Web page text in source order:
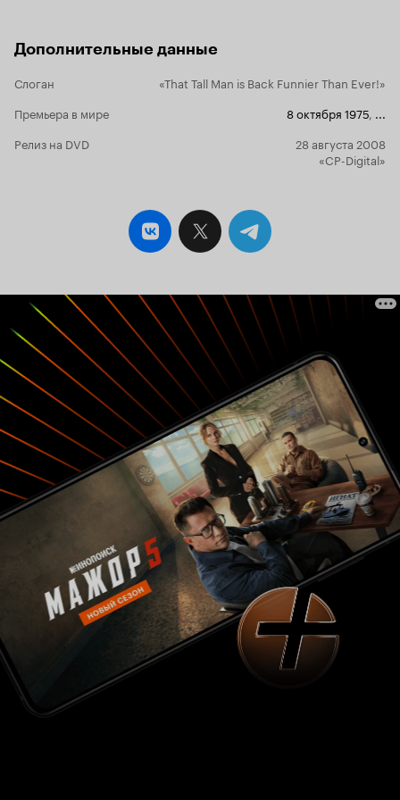
комичного преследователя и его подруги…
подругой Джейн пройдут уйму
комических ситуаций, прежде чем выйдут
Великолепнейшая комедия «Не упускай из
целый набор трюков, гэгов, невероятных
каскадов и просто уморительных ситуаций.
Режиссёр, «ворвавшийся» некогда в «весёлый
кинематографа» великими комиками Чарли
Чаплином, Гарольдом Ллойдом, Бакстером
Китоном и Максом Линдером. Герои «Не
упускай из виду», как, впрочем, и другие герои
фильмов Зиди, легко узнаваемы, веселы и
потешны. Мне нравится их внутренняя
энергия, юмор и оптимизм, помогающие им,
героям, преодолевать, казалось бы, тупиковые
ситуации. В главной роли, бедняги и везунчика
в одном лице Пьера Видаля, снялся… нет,
прожил, удивительный и неподражаемый Пьер
Ришар. Замечательный комик легко и
непринуждённо справился со своей ролью,
каждую минуту заставляя невольно заливаться
от смеха полные кинозалы. Пройдя через
немыслимые приключения и преграды, герой
Ришара, как всегда, вышел настоящим
победителем, при этом оставаясь простым
человеком. Роль подруги Видаля Джейн, надо
заметить, с блеском сыграла
ослепительнейшая Джейн Биркин. Насколько
мне известно, это одна из самых ярких
экранных ролей молодой актрисы. Правда,
были ещё роли в более-менее «заметных
фильмах» (например, детектив Джона
Гиллермина «Роковое путешествие» по Агате
Кристи), но такого «яркого бенефиса» в кино-
Дополнительные данные
Слоган
«That Tall Man is Back Funnier Than Ever!»
Премьера в мире
8 октября 1975, ...
Релиз на DVD
28 августа 2008
«CP-Digital»